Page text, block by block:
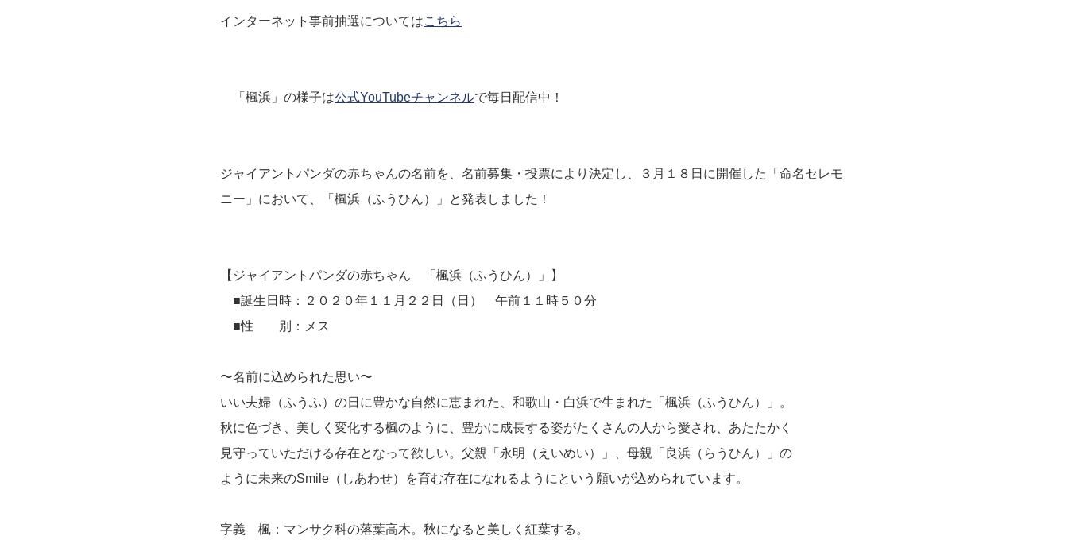
インターネット事前抽選についてはこちら
「楓浜」の様子は公式YouTubeチャンネルで毎日配信中！
ジャイアントパンダの赤ちゃんの名前を、名前募集・投票により決定し、３月１８日に開催した「命名セレモ
ニー」において、「楓浜（ふうひん）」と発表しました！
【ジャイアントパンダの赤ちゃん 「楓浜（ふうひん）」】
■誕生日時：２０２０年１１月２２日（日） 午前１１時５０分
■性 別：メス
〜名前に込められた思い〜
いい夫婦（ふうふ）の日に豊かな自然に恵まれた、和歌山・白浜で生まれた「楓浜（ふうひん）」。
秋に色づき、美しく変化する楓のように、豊かに成長する姿がたくさんの人から愛され、あたたかく
見守っていただける存在となって欲しい。父親「永明（えいめい）」、母親「良浜（らうひん）」の
ように未来のSmile（しあわせ）を育む存在になれるようにという願いが込められています。
字義 楓：マンサク科の落葉高木。秋になると美しく紅葉する。